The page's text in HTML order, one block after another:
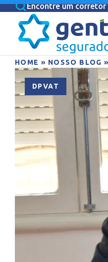
Encontre um corretor
HOME » NOSSO BLOG »
DPVAT